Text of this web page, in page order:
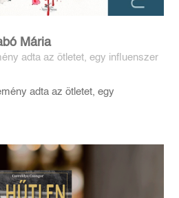
Mária
adta az ötletet, egy influenszer
adta az ötletet, egy